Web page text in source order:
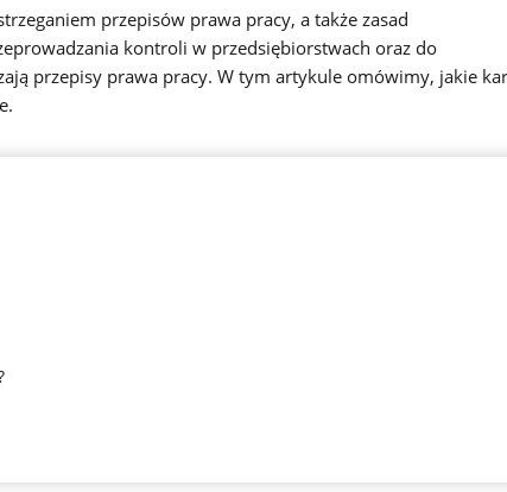
przepisów prawa pracy, a także zasad
kontroli w przedsiębiorstwach oraz do
przepisy prawa pracy. W tym artykule omówimy, jakie